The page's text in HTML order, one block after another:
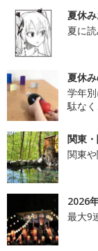
夏休
夏に
夏休
学年
駄な
関東
関東
2026
最大9